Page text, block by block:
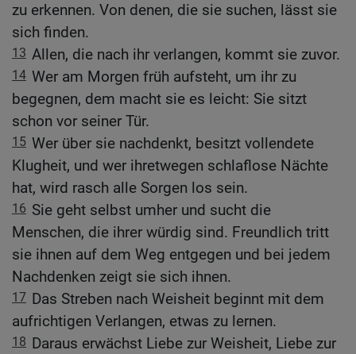
zu erkennen. Von denen, die sie suchen, lässt sie
sich finden.
13 Allen, die nach ihr verlangen, kommt sie zuvor.
14 Wer am Morgen früh aufsteht, um ihr zu
begegnen, dem macht sie es leicht: Sie sitzt
schon vor seiner Tür.
15 Wer über sie nachdenkt, besitzt vollendete
Klugheit, und wer ihretwegen schlaflose Nächte
hat, wird rasch alle Sorgen los sein.
16 Sie geht selbst umher und sucht die
Menschen, die ihrer würdig sind. Freundlich tritt
sie ihnen auf dem Weg entgegen und bei jedem
Nachdenken zeigt sie sich ihnen.
17 Das Streben nach Weisheit beginnt mit dem
aufrichtigen Verlangen, etwas zu lernen.
18 Daraus erwächst Liebe zur Weisheit, Liebe zur